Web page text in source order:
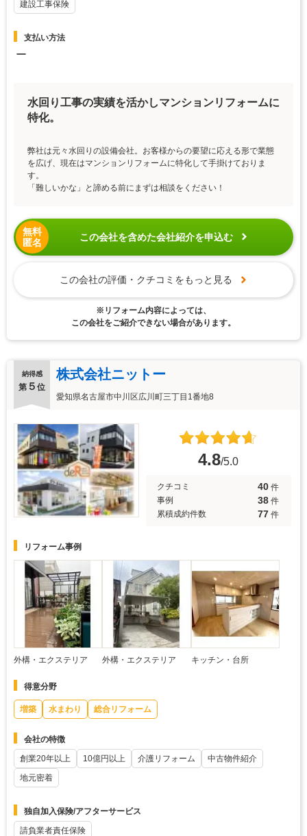
建設工事保険
支払い方法
ー
水回り工事の実績を活かしマンションリフォームに
特化。
弊社は元々水回りの設備会社。お客様からの要望に応える形で業態
を広げ、現在はマンションリフォームに特化して手掛けておりま
す。
「難しいかな」と諦める前にまずは相談をください！
無料
匿名
この会社を含めた会社紹介を申込む
この会社の評価・クチコミをもっと見る
※リフォーム内容によっては、
この会社をご紹介できない場合があります。
納得感
第 ５ 位
株式会社ニットー
愛知県名古屋市中川区広川町三丁目1番地8
4.8/5.0
クチコミ 40 件
事例
38 件
累積成約件数
77 件
リフォーム事例
外構・エクステリア 外構・エクステリア キッチン・台所
得意分野
増築 水まわり 総合リフォーム
会社の特徴
創業20年以上
10億円以上 介護リフォーム
中古物件紹介
地元密着
独自加入保険/アフターサービス
請負業者責任保険